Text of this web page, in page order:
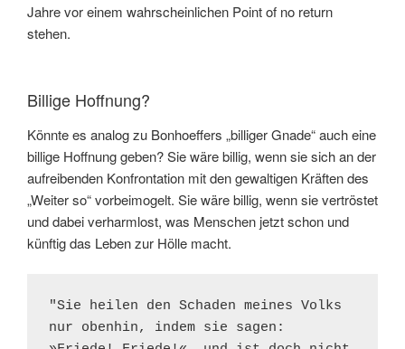
Jahre vor einem wahrscheinlichen Point of no return
stehen.
Billige Hoffnung?
Könnte es analog zu Bonhoeffers „billiger Gnade“ auch eine
billige Hoffnung geben? Sie wäre billig, wenn sie sich an der
aufreibenden Konfrontation mit den gewaltigen Kräften des
„Weiter so“ vorbeimogelt. Sie wäre billig, wenn sie vertröstet
und dabei verharmlost, was Menschen jetzt schon und
künftig das Leben zur Hölle macht.
"Sie heilen den Schaden meines Volks
nur obenhin, indem sie sagen: